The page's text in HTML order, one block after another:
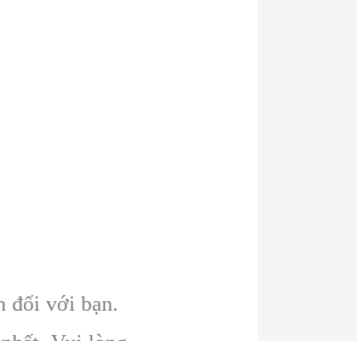
đối với bạn.